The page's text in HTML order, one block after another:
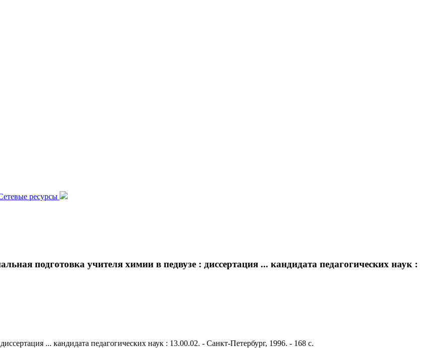
ресурсы
подготовка учителя химии в педвузе : диссертация ... кандидата педагогических наук :
... кандидата педагогических наук : 13.00.02. - Санкт-Петербург, 1996. - 168 с.